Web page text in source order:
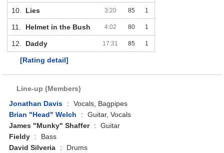
10. Lies 3:20 85 1
11. Helmet in the Bush 4:02 80 1
12. Daddy 17:31 85 1
[Rating detail]
Line-up (Members)
Jonathan Davis
:
Vocals, Bagpipes
Brian "Head" Welch
:
Guitar, Vocals
James "Munky" Shaffer
:
Guitar
Fieldy
:
Bass
David Silveria
: Drums